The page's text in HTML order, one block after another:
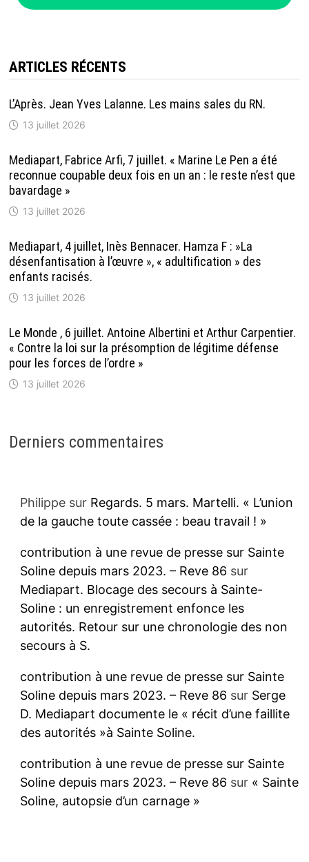
ARTICLES RÉCENTS
L’Après. Jean Yves Lalanne. Les mains sales du RN.
13 juillet 2026
Mediapart, Fabrice Arfi, 7 juillet. « Marine Le Pen a été
reconnue coupable deux fois en un an : le reste n’est que
bavardage »
13 juillet 2026
Mediapart, 4 juillet, Inès Bennacer. Hamza F : »La
désenfantisation à l’œuvre », « adultification » des
enfants racisés.
13 juillet 2026
Le Monde , 6 juillet. Antoine Albertini et Arthur Carpentier.
« Contre la loi sur la présomption de légitime défense
pour les forces de l’ordre »
13 juillet 2026
Derniers commentaires
Philippesur Regards. 5 mars. Martelli. « L’union
de la gauche toute cassée : beau travail ! »
contribution à une revue de presse sur Sainte
Soline depuis mars 2023. – Reve 86 sur
Mediapart. Blocage des secours à Sainte-
Soline : un enregistrement enfonce les
autorités. Retour sur une chronologie des non
secours à S.
contribution à une revue de presse sur Sainte
Soline depuis mars 2023. – Reve 86 sur Serge
D. Mediapart documente le « récit d’une faillite
des autorités »à Sainte Soline.
contribution à une revue de presse sur Sainte
Soline depuis mars 2023. – Reve 86 sur « Sainte
Soline, autopsie d’un carnage »